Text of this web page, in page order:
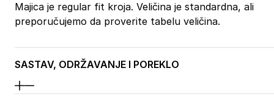
Majica je regular fit kroja. Veličina je standardna, ali
preporučujemo da proverite tabelu veličina.
SASTAV, ODRŽAVANJE I POREKLO